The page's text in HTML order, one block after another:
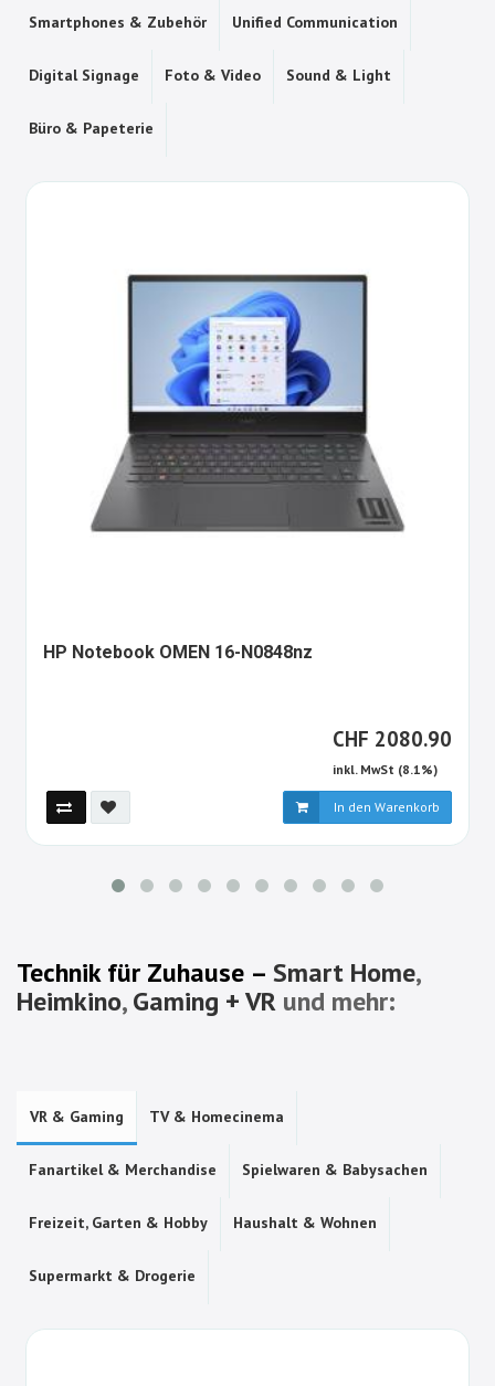
Smartphones & Zubehör Unified Communication
Digital Signage Foto & Video Sound & Light
Büro & Papeterie
HP Notebook OMEN 16-N0848nz
CHF CHF
2080.90
inkl. MwSt (8.1%)
In den Warenkorb
Technik für Zuhause – Smart Home,
Heimkino,Gaming + VR und mehr:
VR & Gaming TV & Homecinema
Fanartikel & Merchandise Spielwaren & Babysachen
Freizeit, Garten & Hobby Haushalt & Wohnen
Supermarkt & Drogerie